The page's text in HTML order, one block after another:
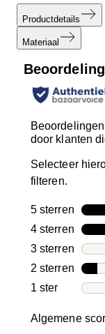
Productdetails
Materiaal
door klanten
Selecteer
filteren.
5 sterren sterren
4 sterren sterren
3 sterren sterren
2 sterren sterren
1 ster sterren
Algemene